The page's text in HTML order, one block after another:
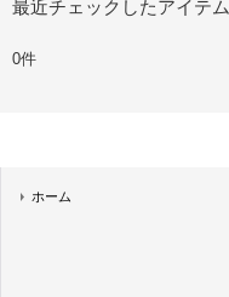
最近チェックしたアイテム
0件
ホーム